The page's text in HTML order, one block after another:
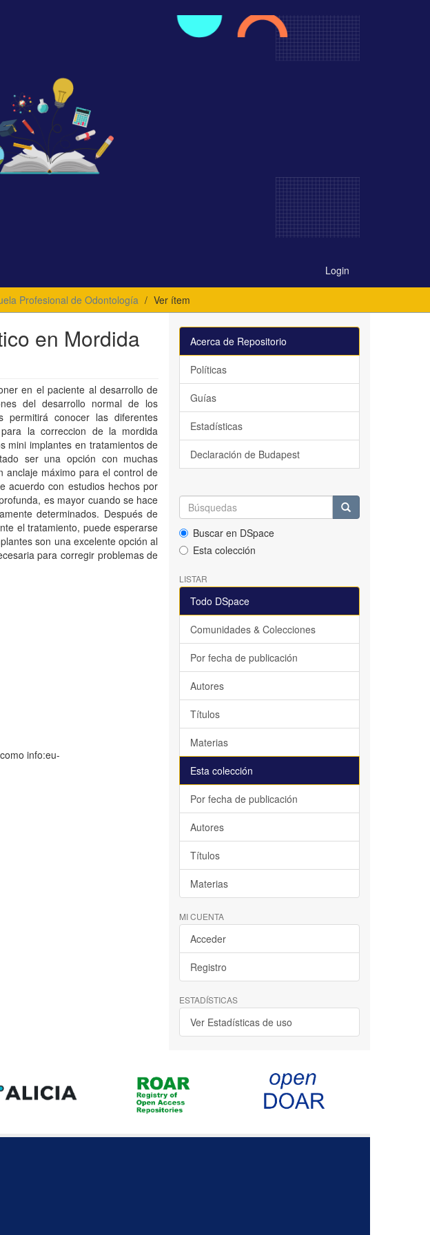
Login
Profesional de Odontología Ver ítem
en Mordida
en el paciente al desarrollo de
del desarrollo normal de los
permitirá conocer las diferentes
la correccion de la mordida
mini implantes en tratamientos de
ser una opción con muchas
anclaje máximo para el control de
acuerdo con estudios hechos por
es mayor cuando se hace
determinados. Después de
el tratamiento, puede esperarse
son una excelente opción al
para corregir problemas de
info:eu-
Acerca de Repositorio
Políticas
Guías
Estadísticas
Declaración de Budapest
Buscar en DSpace
Esta colección
LISTAR
Todo DSpace
Comunidades & Colecciones
Por fecha de publicación
Autores
Títulos
Materias
Esta colección
Por fecha de publicación
Autores
Títulos
Materias
MI CUENTA
Acceder
Registro
ESTADÍSTICAS
Ver Estadísticas de uso